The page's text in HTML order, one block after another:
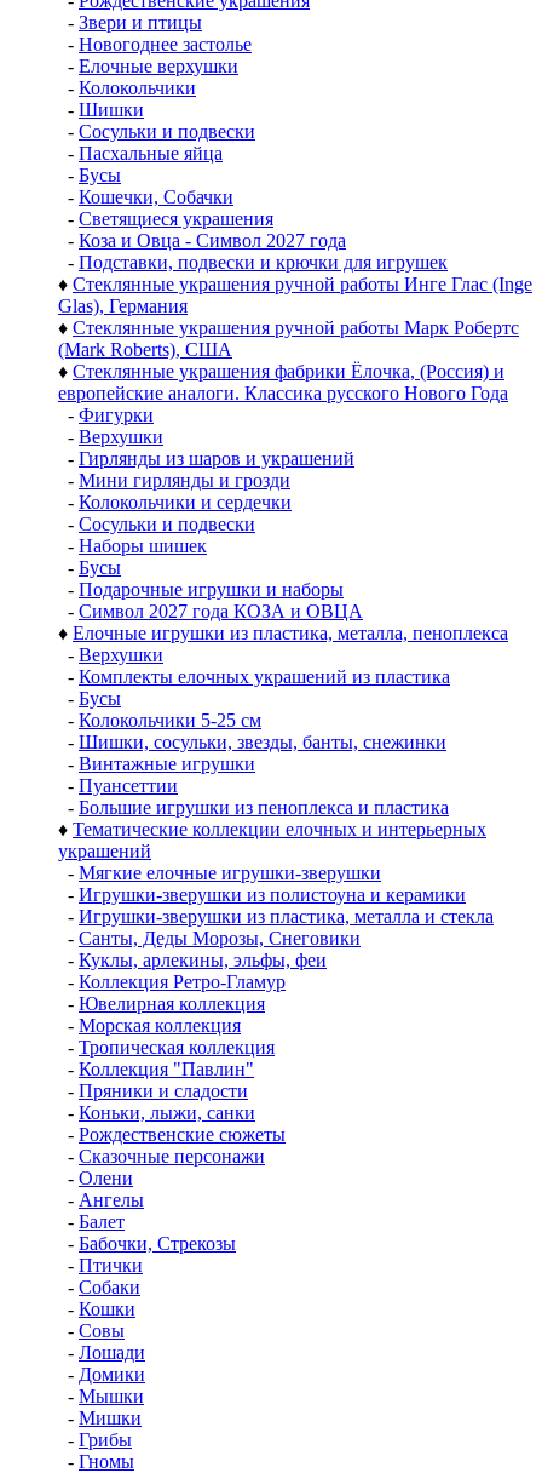
- Звери и птицы
- Новогоднее застолье
- Елочные верхушки
- Колокольчики
- Шишки
- Сосульки и подвески
- Пасхальные яйца
- Бусы
- Кошечки, Собачки
- Светящиеся украшения
- Коза и Овца - Символ 2027 года
- Подставки, подвески и крючки для игрушек
♦ Стеклянные украшения ручной работы Инге Глас (Inge
Glas), Германия
♦ Стеклянные украшения ручной работы Марк Робертс
(Mark Roberts), США
♦ Стеклянные украшения фабрики Ёлочка, (Россия) и
европейские аналоги. Классика русского Нового Года
- Фигурки
- Верхушки
- Гирлянды из шаров и украшений
- Мини гирлянды и грозди
- Колокольчики и сердечки
- Сосульки и подвески
- Наборы шишек
- Бусы
- Подарочные игрушки и наборы
- Символ 2027 года КОЗА и ОВЦА
♦ Елочные игрушки из пластика, металла, пеноплекса
- Верхушки
- Комплекты елочных украшений из пластика
- Бусы
- Колокольчики 5-25 см
- Шишки, сосульки, звезды, банты, снежинки
- Винтажные игрушки
- Пуансеттии
- Большие игрушки из пеноплекса и пластика
♦ Тематические коллекции елочных и интерьерных
украшений
- Мягкие елочные игрушки-зверушки
- Игрушки-зверушки из полистоуна и керамики
- Игрушки-зверушки из пластика, металла и стекла
- Санты, Деды Морозы, Снеговики
- Куклы, арлекины, эльфы, феи
- Коллекция Ретро-Гламур
- Ювелирная коллекция
- Морская коллекция
- Тропическая коллекция
- Коллекция "Павлин"
- Пряники и сладости
- Коньки, лыжи, санки
- Рождественские сюжеты
- Сказочные персонажи
- Олени
- Ангелы
- Балет
- Бабочки, Стрекозы
- Птички
- Собаки
- Кошки
- Совы
- Лошади
- Домики
- Мышки
- Мишки
- Грибы
- Гномы